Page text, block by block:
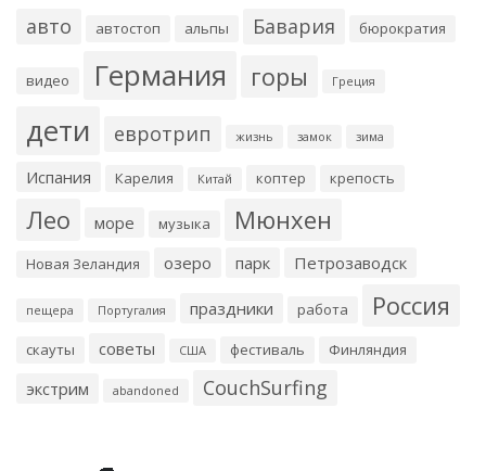
авто автостоп альпы Бавария бюрократия
видео Германия горы Греция
дети евротрип жизнь замок зима
Испания Карелия Китай коптер крепость
Лео море музыка Мюнхен
Новая Зеландия озеро парк Петрозаводск
пещера Португалия праздники работа Россия
скауты советы США фестиваль Финляндия
экстрим abandoned CouchSurfing